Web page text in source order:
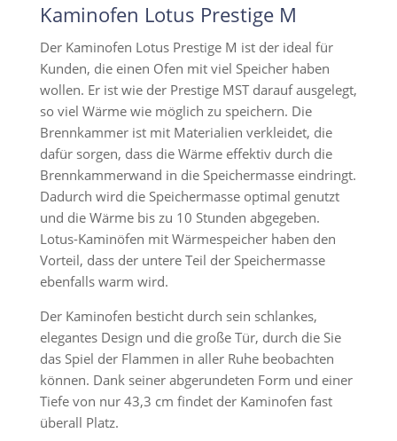
Kaminofen Lotus Prestige M
Der Kaminofen Lotus Prestige M ist der ideal für
Kunden, die einen Ofen mit viel Speicher haben
wollen. Er ist wie der Prestige MST darauf ausgelegt,
so viel Wärme wie möglich zu speichern. Die
Brennkammer ist mit Materialien verkleidet, die
dafür sorgen, dass die Wärme effektiv durch die
Brennkammerwand in die Speichermasse eindringt.
Dadurch wird die Speichermasse optimal genutzt
und die Wärme bis zu 10 Stunden abgegeben.
Lotus-Kaminöfen mit Wärmespeicher haben den
Vorteil, dass der untere Teil der Speichermasse
ebenfalls warm wird.
Der Kaminofen besticht durch sein schlankes,
elegantes Design und die große Tür, durch die Sie
das Spiel der Flammen in aller Ruhe beobachten
können. Dank seiner abgerundeten Form und einer
Tiefe von nur 43,3 cm findet der Kaminofen fast
überall Platz.